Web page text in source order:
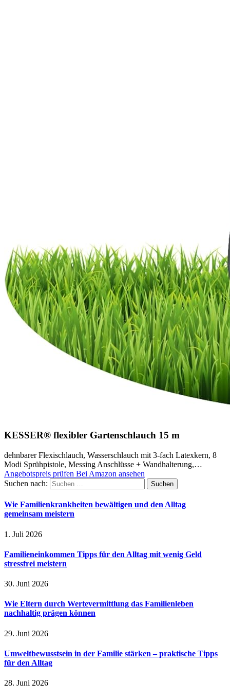
KESSER® flexibler Gartenschlauch 15 m
dehnbarer Flexischlauch, Wasserschlauch mit 3-fach Latexkern, 8
Modi Sprühpistole, Messing Anschlüsse + Wandhalterung,…
Angebotspreis prüfen Bei Amazon ansehen
Suchen nach:
Wie Familienkrankheiten bewältigen und den Alltag
gemeinsam meistern
1. Juli 2026
Familieneinkommen Tipps für den Alltag mit wenig Geld
stressfrei meistern
30. Juni 2026
Wie Eltern durch Wertevermittlung das Familienleben
nachhaltig prägen können
29. Juni 2026
Umweltbewusstsein in der Familie stärken – praktische Tipps
für den Alltag
28. Juni 2026